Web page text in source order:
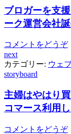
ブロガーを支
ーク運営会社
コメントをどうぞ
next
カテゴリー: ウェ
storyboard
主婦はやはり
コマース利用
コメントをどうぞ